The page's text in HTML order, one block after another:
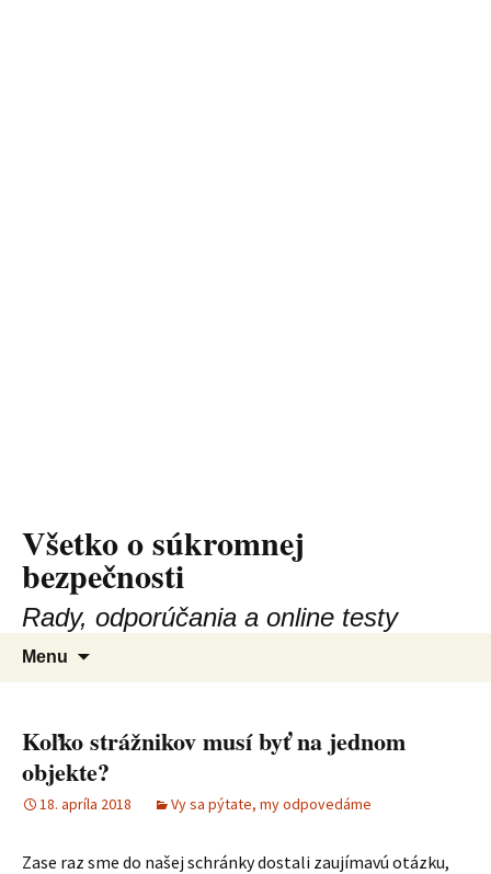
Preskočiť
obsah
Všetko o súkromnej
bezpečnosti
Rady, odporúčania a online testy
Menu
Koľko strážnikov musí byť na jednom
objekte?
18. apríla 2018 Vy sa pýtate, my odpovedáme
Zase raz sme do našej schránky dostali zaujímavú otázku,